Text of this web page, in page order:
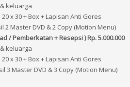
keluarga
x 30 + Box + Lapisan Anti Gores
2 Master DVD & 2 Copy (Motion Menu)
/ Pemberkatan + Resepsi ) Rp. 5.000.000
keluarga
x 30 + Box + Lapisan Anti Gores
3 Master DVD & 3 Copy (Motion Menu)